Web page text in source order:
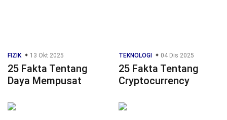
FIZIK 13 Okt 2025
25 Fakta Tentang
Daya Mempusat
TEKNOLOGI 04 Dis 2025
25 Fakta Tentang
Cryptocurrency